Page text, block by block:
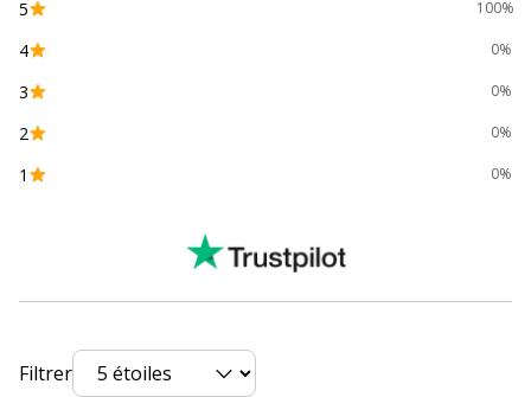
Type de verrouillage
Données d'identification
fabricant
SCD300072
Dimensions et poids
Dimensions et poids
5 100%
4 0%
3 0%
2 0%
1 0%
Filtrer